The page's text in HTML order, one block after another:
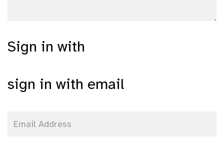
Sign in with
sign in with email